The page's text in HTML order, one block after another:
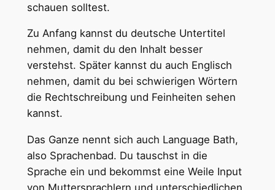
schauen solltest.
Zu Anfang kannst du deutsche Untertitel
nehmen, damit du den Inhalt besser
verstehst. Später kannst du auch Englisch
nehmen, damit du bei schwierigen Wörtern
die Rechtschreibung und Feinheiten sehen
kannst.
Das Ganze nennt sich auch Language Bath,
also Sprachenbad. Du tauschst in die
Sprache ein und bekommst eine Weile Input